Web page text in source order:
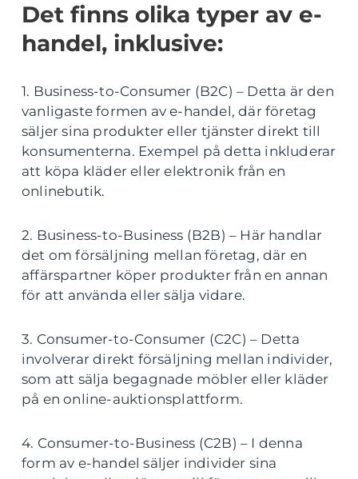
Det finns olika typer av e-
handel, inklusive:
1. Business-to-Consumer (B2C) – Detta är den
vanligaste formen av e-handel, där företag
säljer sina produkter eller tjänster direkt till
konsumenterna. Exempel på detta inkluderar
att köpa kläder eller elektronik från en
onlinebutik.
2. Business-to-Business (B2B) – Här handlar
det om försäljning mellan företag, där en
affärspartner köper produkter från en annan
för att använda eller sälja vidare.
3. Consumer-to-Consumer (C2C) – Detta
involverar direkt försäljning mellan individer,
som att sälja begagnade möbler eller kläder
på en online-auktionsplattform.
4. Consumer-to-Business (C2B) – I denna
form av e-handel säljer individer sina